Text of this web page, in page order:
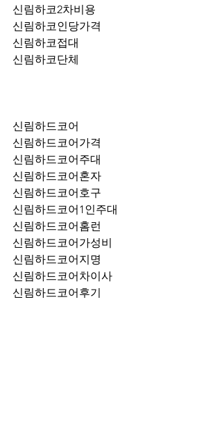
신림하코2차비용
신림하코인당가격
신림하코접대
신림하코단체
신림하드코어
신림하드코어가격
신림하드코어주대
신림하드코어혼자
신림하드코어호구
신림하드코어1인주대
신림하드코어홈런
신림하드코어가성비
신림하드코어지명
신림하드코어차이사
신림하드코어후기